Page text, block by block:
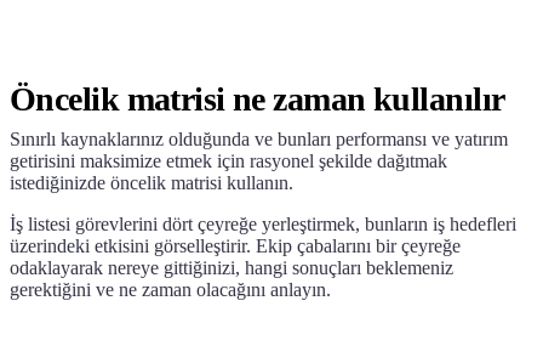
Öncelik matrisi ne zaman kullanılır
Sınırlı kaynaklarınız olduğunda ve bunları performansı ve yatırım
getirisini maksimize etmek için rasyonel şekilde dağıtmak
istediğinizde öncelik matrisi kullanın.
İş listesi görevlerini dört çeyreğe yerleştirmek, bunların iş hedefleri
üzerindeki etkisini görselleştirir. Ekip çabalarını bir çeyreğe
odaklayarak nereye gittiğinizi, hangi sonuçları beklemeniz
gerektiğini ve ne zaman olacağını anlayın.